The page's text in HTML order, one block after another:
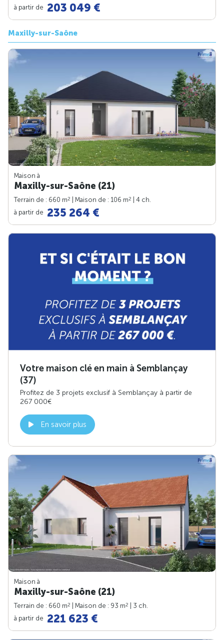
à partir de 203 049 €
Maxilly-sur-Saône
Maison à
Maxilly-sur-Saône (21)
Terrain de : 660 m2 | Maison de : 106 m2
| 4 ch.
à partir de 235 264 €
Votre maison clé en main à Semblançay
(37)
Profitez de 3 projets exclusif à Semblançay à partir de
267 000€
En savoir plus
Maison à
Maxilly-sur-Saône (21)
Terrain de : 660 m2 | Maison de : 93 m2
| 3 ch.
à partir de 221 623 €